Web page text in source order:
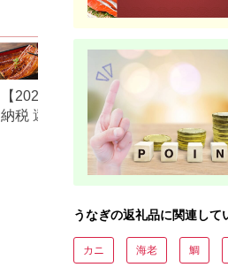
【2026年版】楽天ふるさと
納税 還元率ランキング｜高
還元率返礼品をジャンル別
静
税
うなぎの返礼品に関連して
カニ 海老 鯛